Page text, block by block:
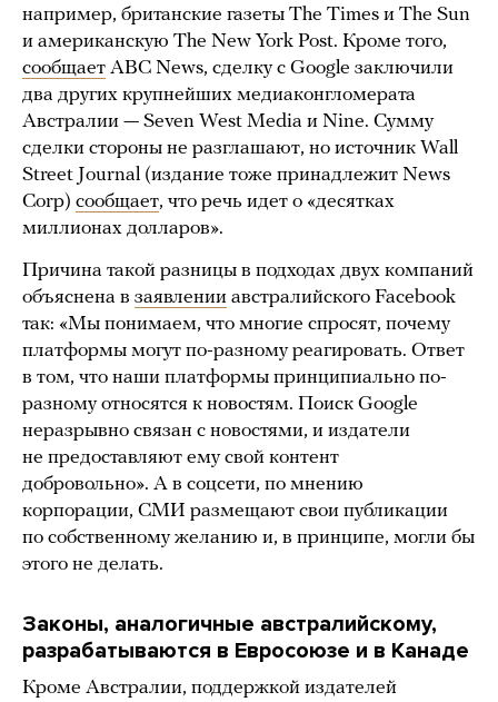
например, британские газеты The Times и The Sun
и американскую The New York Post. Кроме того,
сообщает ABC News, сделку с Google заключили
два других крупнейших медиаконгломерата
Австралии — Seven West Media и Nine. Сумму
сделки стороны не разглашают, но источник Wall
Street Journal (издание тоже принадлежит News
Corp) сообщает, что речь идет о «десятках
миллионах долларов».
Причина такой разницы в подходах двух компаний
объяснена в заявлении австралийского Facebook
так: «Мы понимаем, что многие спросят, почему
платформы могут по-разному реагировать. Ответ
в том, что наши платформы принципиально по-
разному относятся к новостям. Поиск Google
неразрывно связан с новостями, и издатели
не предоставляют ему свой контент
добровольно». А в соцсети, по мнению
корпорации, СМИ размещают свои публикации
по собственному желанию и, в принципе, могли бы
этого не делать.
Законы, аналогичные австралийскому,
разрабатываются в Евросоюзе и в Канаде
Кроме Австралии, поддержкой издателей